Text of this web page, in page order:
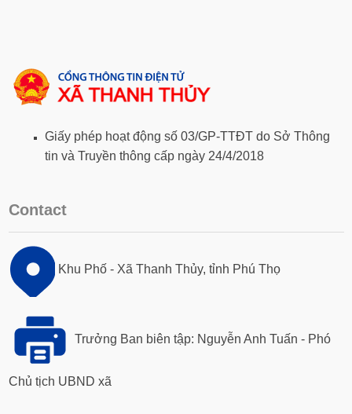
Giấy phép hoạt động số 03/GP-TTĐT do Sở Thông
tin và Truyền thông cấp ngày 24/4/2018
Contact
Khu Phố - Xã Thanh Thủy, tỉnh Phú Thọ
Trưởng Ban biên tập: Nguyễn Anh Tuấn - Phó
Chủ tịch UBND xã